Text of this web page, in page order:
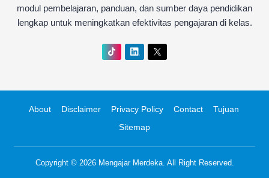
modul pembelajaran, panduan, dan sumber daya pendidikan
lengkap untuk meningkatkan efektivitas pengajaran di kelas.
About Disclaimer Privacy Policy Contact
Tujuan
Sitemap
Copyright © 2026 Mengajar Merdeka. All Right Reserved.